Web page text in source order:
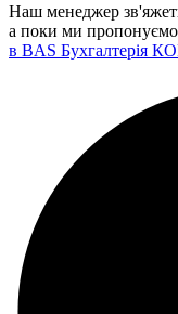
Наш менеджер
а поки ми пропонуємо
в BAS Бухгалтерія